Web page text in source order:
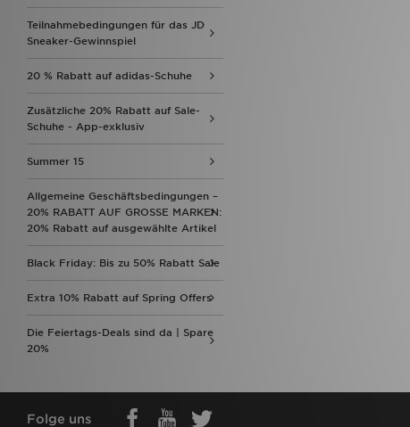
Teilnahmebedingungen für das JD
Sneaker-Gewinnspiel
20 % Rabatt auf adidas-Schuhe
Zusätzliche 20% Rabatt auf Sale-
Schuhe - App-exklusiv
Summer 15
Allgemeine Geschäftsbedingungen –
20% RABATT AUF GROSSE MARKEN:
20% Rabatt auf ausgewählte Artikel
Black Friday: Bis zu 50% Rabatt Sale
Extra 10% Rabatt auf Spring Offers
Die Feiertags-Deals sind da | Spare
20%
Folge uns